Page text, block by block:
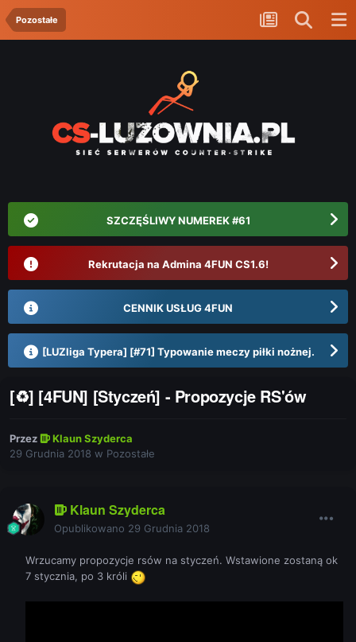
Pozostałe
SZCZĘŚLIWY NUMEREK #61
Rekrutacja na Admina 4FUN CS1.6!
CENNIK USŁUG 4FUN
[LUZliga Typera] [#71] Typowanie meczy piłki nożnej.
[♻] [4FUN] [Styczeń] - Propozycje RS'ów
Przez
Klaun Szyderca
29 Grudnia 2018 w Pozostałe
Klaun Szyderca
Opublikowano 29 Grudnia 2018
Wrzucamy propozycje rsów na styczeń. Wstawione zostaną ok
7 stycznia, po 3 króli